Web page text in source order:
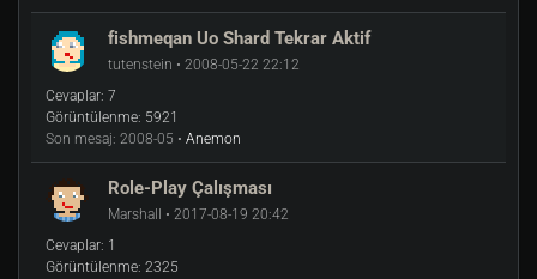
fishmeqan Uo Shard Tekrar Aktif
tutenstein • 2008-05-22 22:12
Cevaplar: 7
Görüntülenme: 5921
Son mesaj: 2008-05 • Anemon
Role-Play Çalışması
Marshall • 2017-08-19 20:42
Cevaplar: 1
Görüntülenme: 2325